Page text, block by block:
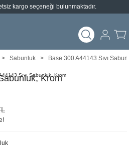
kargo seçeneği bulunmaktadır.
Sabunluk Base 300 A44143 Sıvı
Krom